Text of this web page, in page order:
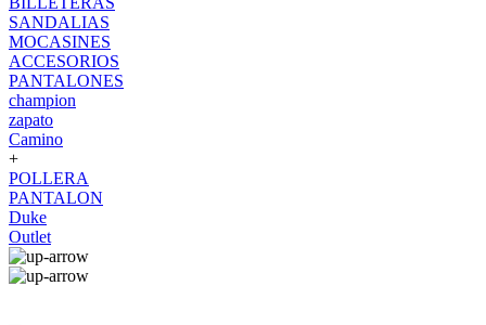
SANDALIAS
MOCASINES
ACCESORIOS
PANTALONES
champion
zapato
Camino
+
POLLERA
PANTALON
Duke
Outlet